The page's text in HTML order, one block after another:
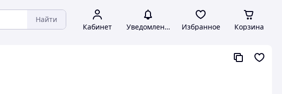
Найти
Кабинет Уведомления Избранное Корзина